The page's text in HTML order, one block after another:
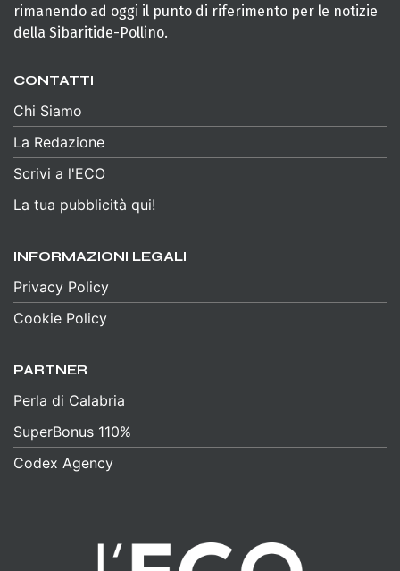
rimanendo ad oggi il punto di riferimento per le notizie
della Sibaritide-Pollino.
CONTATTI
Chi Siamo
La Redazione
Scrivi a l'ECO
La tua pubblicità qui!
INFORMAZIONI LEGALI
Privacy Policy
Cookie Policy
PARTNER
Perla di Calabria
SuperBonus 110%
Codex Agency